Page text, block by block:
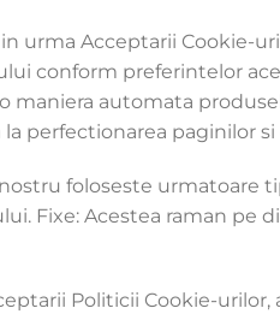
urma Acceptarii Cookie-
conform preferintelor
maniera automata
perfectionarea paginilor
foloseste
Fixe: Acestea raman
Politicii Cookie-